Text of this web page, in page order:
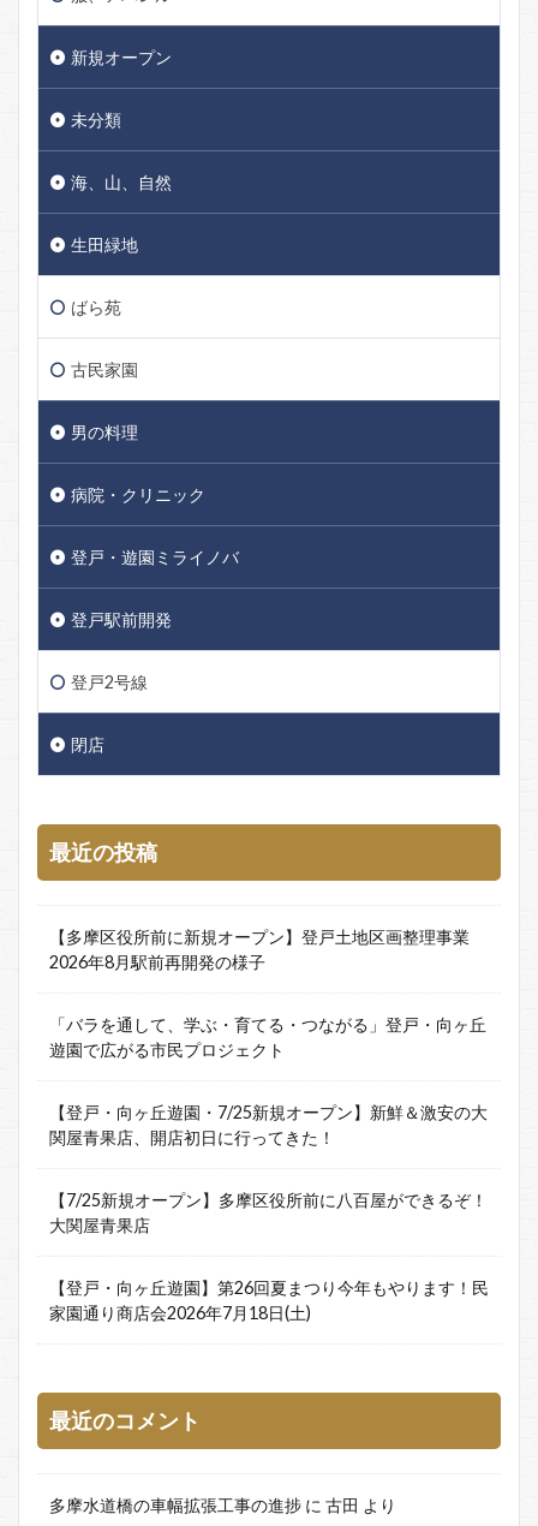
新規オープン
未分類
海、山、自然
生田緑地
ばら苑
古民家園
男の料理
病院・クリニック
登戸・遊園ミライノバ
登戸駅前開発
登戸2号線
閉店
最近の投稿
【多摩区役所前に新規オープン】登戸土地区画整理事業
2026年8月駅前再開発の様子
「バラを通して、学ぶ・育てる・つながる」登戸・向ヶ丘
遊園で広がる市民プロジェクト
【登戸・向ヶ丘遊園・7/25新規オープン】新鮮＆激安の大
関屋青果店、開店初日に行ってきた！
【7/25新規オープン】多摩区役所前に八百屋ができるぞ！
大関屋青果店
【登戸・向ヶ丘遊園】第26回夏まつり今年もやります！民
家園通り商店会2026年7月18日(土)
最近のコメント
多摩水道橋の車幅拡張工事の進捗 に 古田 より